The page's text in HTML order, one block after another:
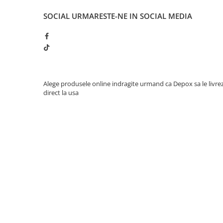
SOCIAL URMARESTE-NE IN SOCIAL MEDIA
Alege produsele online indragite urmand ca Depox sa le
direct la usa